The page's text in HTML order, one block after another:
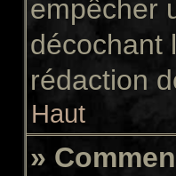
empêcher
décochant
rédaction
Haut
»